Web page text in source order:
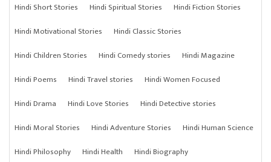
Hindi Short Stories Hindi Spiritual Stories
Hindi Fiction Stories
Hindi Motivational Stories
Hindi Classic Stories
Hindi Children Stories
Hindi Comedy stories
Hindi Magazine
Hindi Poems
Hindi Travel stories
Hindi Women Focused
Hindi Drama
Hindi Love Stories
Hindi Detective stories
Hindi Moral Stories
Hindi Adventure Stories
Hindi Human Science
Hindi Philosophy
Hindi Health Hindi Biography